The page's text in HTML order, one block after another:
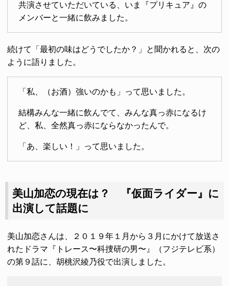
共演させていただいている、いま『プリキュア』の
メンバーと一緒に飲みました。
続けて「最初の味はどうでしたか？」と聞かれると、次の
ように語りました。
「私、（お酒）強いのかも」って思いました。
結構みんな一緒に飲んでて、みんな真っ赤になるけ
ど、私、全然真っ赤にならなかったんで。
「あ、楽しい！」って思いました。
美山加恋の現在は？ 『仮面ライダー』に
出演して話題に
美山加恋さんは、２０１９年１月から３月にかけて放送さ
れたドラマ『トレース〜科捜研の男〜』（フジテレビ系）
の第９話に、胡桃沢綾乃役で出演しました。